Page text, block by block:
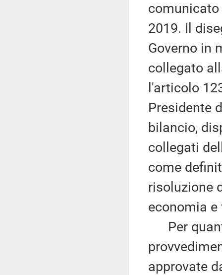
2019. Il
Governo in
collegato
l'articolo
Presidente
bilancio,
collegati
come
risoluzione
economia e
Per
approvate